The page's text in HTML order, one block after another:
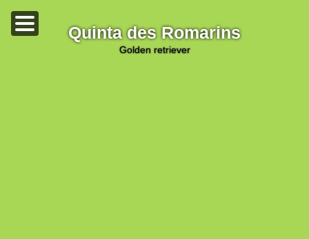
Quinta des Romarins
golden retriever